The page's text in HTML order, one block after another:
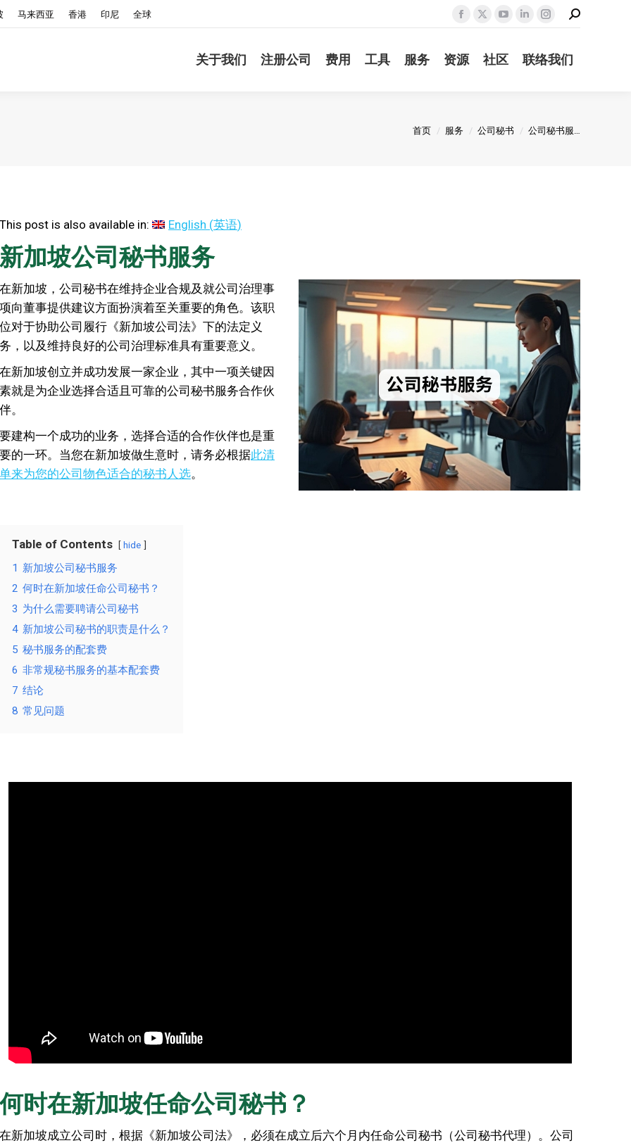
马来西亚 香港 印尼 全球
Facebook
opens
X
opens
YouTube
opens
Linkedin
opens
Instagram
opens
Search:
关于我们 注册公司 费用 工具 服务 资源 社区 联络我们
您在这里：
首页 服务 公司秘书 公司秘书服…
This post is also available in: English (英语)
新加坡公司秘书服务
在新加坡，公司秘书在维持企业合规及就公司治理事
项向董事提供建议方面扮演着至关重要的角色。该职
位对于协助公司履行《新加坡公司法》下的法定义
务，以及维持良好的公司治理标准具有重要意义。
在新加坡创立并成功发展一家企业，其中一项关键因
素就是为企业选择合适且可靠的公司秘书服务合作伙
伴。
要建构一个成功的业务，选择合适的合作伙伴也是重
要的一环。当您在新加坡做生意时，请务必根据此清
单来为您的公司物色适合的秘书人选。
Table of Contents hide
1 新加坡公司秘书服务
2 何时在新加坡任命公司秘书？
3 为什么需要聘请公司秘书
4 新加坡公司秘书的职责是什么？
5 秘书服务的配套费
6 非常规秘书服务的基本配套费
7 结论
8 常见问题
何时在新加坡任命公司秘书？
在新加坡成立公司时，根据《新加坡公司法》，必须在成立后六个月内任命公司秘书（公司秘书代理）。公司